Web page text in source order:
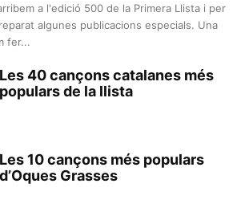
a l'edició 500 de la Primera Llista i per
algunes publicacions especials. Una
fer...
Les 40 cançons catalanes més
populars de la llista
Les 10 cançons més populars
d’Oques Grasses